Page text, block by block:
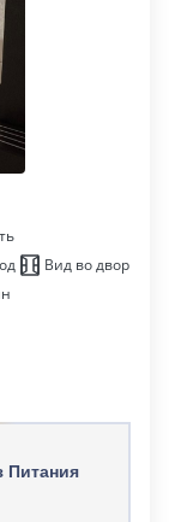
Вид во двор
Питания